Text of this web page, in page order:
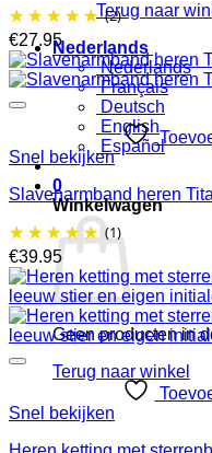
Terug naar
Nederlands
Nederlands
Français
Deutsch
English
Español
0
Winkelwagen
Geen producten in
Terug naar winkel
(2)
€27.95
Snel bekijken
Slavenarmband heren
(1)
€39.95
Snel bekijken